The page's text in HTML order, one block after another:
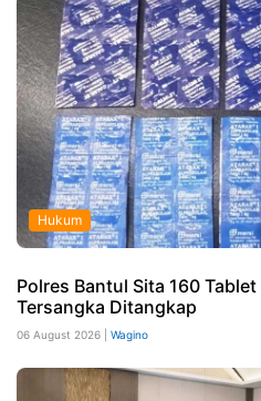
Hukum
Polres Bantul Sita 160
Tersangka Ditangkap
06 August 2026 | Wagino